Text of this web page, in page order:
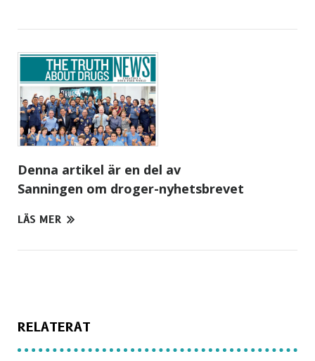
Denna artikel är en del av
Sanningen om droger-nyhetsbrevet
LÄS MER
RELATERAT